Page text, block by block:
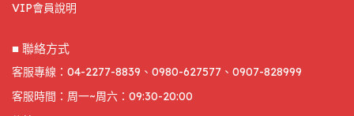
VIP會員說明
■ 聯絡方式
客服專線：04-2277-8839、0980-627577、0907-828999
客服時間：周一~周六：09:30-20:00